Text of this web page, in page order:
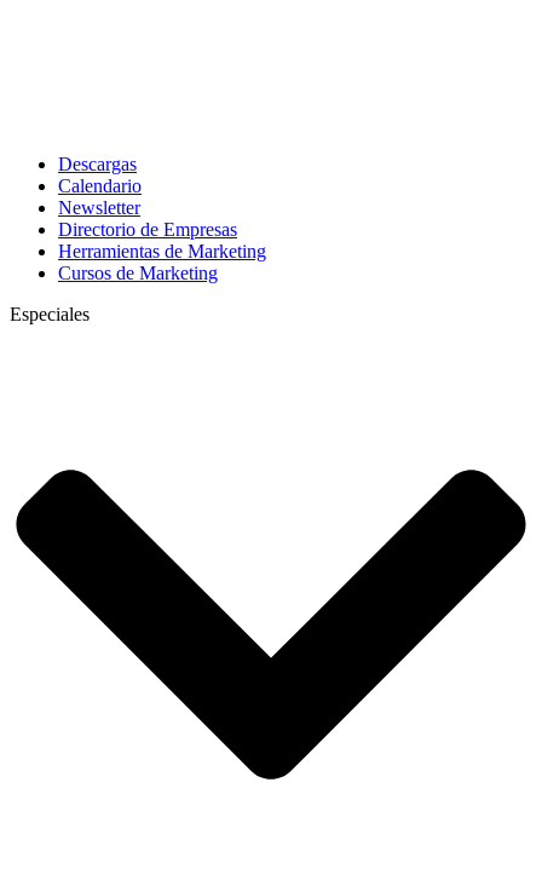
Descargas
Calendario
Newsletter
Directorio de Empresas
Herramientas de Marketing
Cursos de Marketing
Especiales